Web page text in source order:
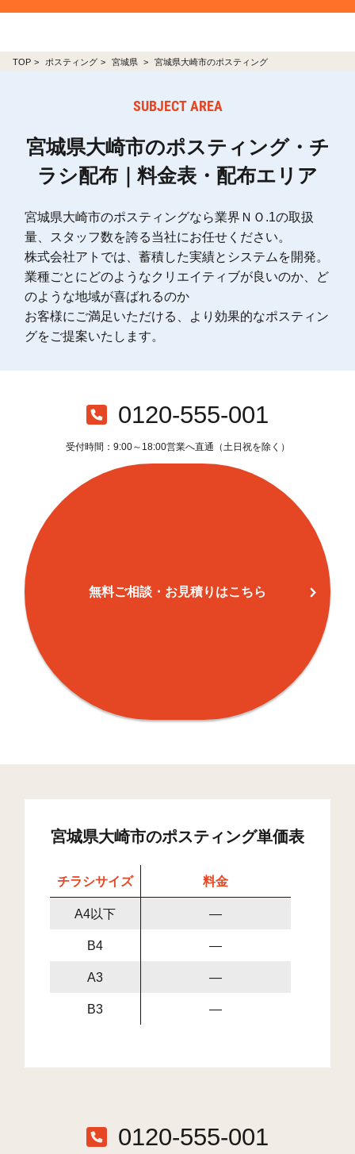
TOP ポスティング 宮城県 宮城県大崎市のポスティング
SUBJECT AREA
宮城県大崎市のポスティング・チ
ラシ配布｜料金表・配布エリア
宮城県大崎市のポスティングなら業界ＮＯ.1の取扱
量、スタッフ数を誇る当社にお任せください。
株式会社アトでは、蓄積した実績とシステムを開発。
業種ごとにどのようなクリエイティブが良いのか、ど
のような地域が喜ばれるのか
お客様にご満足いただける、より効果的なポスティン
グをご提案いたします。
0120-555-001
受付時間：9:00～18:00営業へ直通（土日祝を除く）
無料ご相談・お見積りはこちら
宮城県大崎市のポスティング単価表
チラシサイズ 料金
A4以下 —
B4 —
A3 —
B3 —
0120-555-001